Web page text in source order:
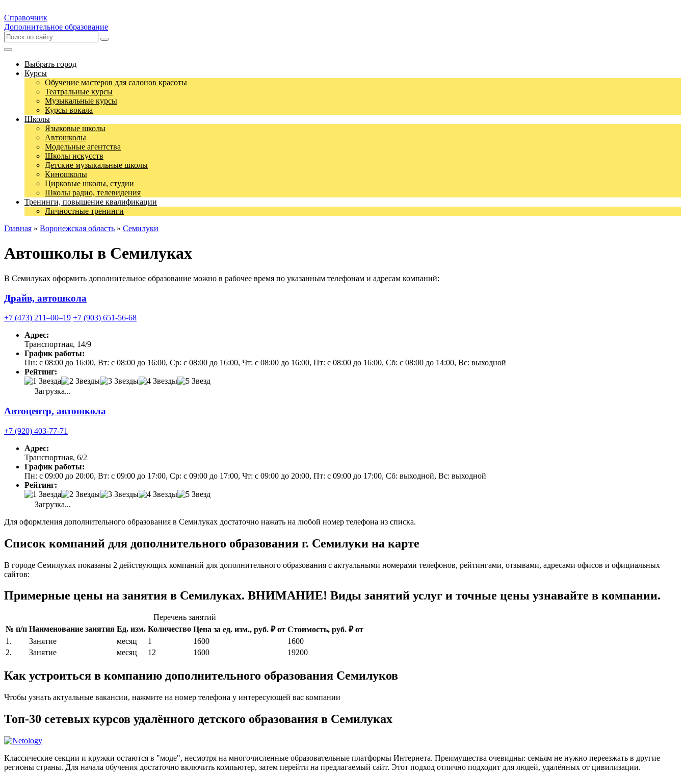
Справочник
Дополнительное образование
Выбрать город
Курсы
Обучение мастеров для салонов красоты
Театральные курсы
Музыкальные курсы
Курсы вокала
Школы
Языковые школы
Автошколы
Модельные агентства
Школы искусств
Детские музыкальные школы
Киношколы
Цирковые школы, студии
Школы радио, телевидения
Тренинги, повышение квалификации
Личностные тренинги
Главная » Воронежская область » Семилуки
Автошколы в Семилуках
В Семилуках оформить дополнительное образование можно в рабочее время по указанным телефонам и адресам компаний:
Драйв, автошкола
+7 (473) 211‒00‒19 +7 (903) 651-56-68
Адрес:
Транспортная, 14/9
График работы:
Пн: с 08:00 до 16:00, Вт: с 08:00 до 16:00, Ср: с 08:00 до 16:00, Чт: с 08:00 до 16:00, Пт: с 08:00 до 16:00, Сб: с 08:00 до 14:00, Вс: выходной
Рейтинг:
Загрузка...
Автоцентр, автошкола
+7 (920) 403-77-71
Адрес:
Транспортная, 6/2
График работы:
Пн: с 09:00 до 20:00, Вт: с 09:00 до 17:00, Ср: с 09:00 до 17:00, Чт: с 09:00 до 20:00, Пт: с 09:00 до 17:00, Сб: выходной, Вс: выходной
Рейтинг:
Загрузка...
Для оформления дополнительного образования в Семилуках достаточно нажать на любой номер телефона из списка.
Список компаний для дополнительного образования г. Семилуки на карте
В городе Семилуках показаны 2 действующих компаний для дополнительного образования с актуальными номерами телефонов, рейтингами, отзывами, адресами офисов и официальных
сайтов:
Примерные цены на занятия в Семилуках. ВНИМАНИЕ! Виды занятий услуг и точные цены узнавайте в компании.
Перечень занятий
№ п/п Наименование занятия Ед. изм. Количество Цена за ед. изм., руб. ₽ от Стоимость, руб. ₽ от
1.
Занятие месяц 1 1600
1600
2.
Занятие месяц 12 1600 19200
Как устроиться в компанию дополнительного образования Семилуков
Чтобы узнать актуальные вакансии, нажмите на номер телефона у интересующей вас компании
Топ-30 сетевых курсов удалённого детского образования в Семилуках
Классические секции и кружки остаются в "моде", несмотря на многочисленные образовательные платформы Интернета. Преимущества очевидны: семьям не нужно переезжать в другие
регионы страны. Для начала обучения достаточно включить компьютер, затем перейти на предлагаемый сайт. Этот подход отлично подходит для людей, удалённых от цивилизации.